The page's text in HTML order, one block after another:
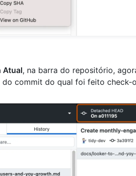
Atual, na barra do repositório,
do commit do qual foi feito check-